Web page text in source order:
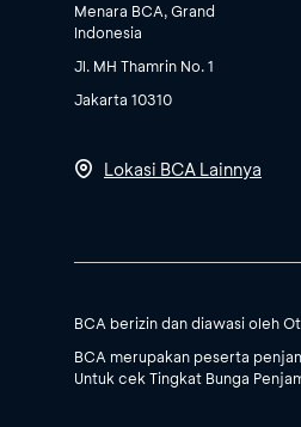
Menara BCA, Grand
Indonesia
Jl. MH Thamrin No. 1
Jakarta 10310
Lokasi BCA Lainnya
BCA berizin dan diawasi oleh
BCA merupakan peserta
Untuk cek Tingkat Bunga